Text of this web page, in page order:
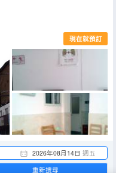
現在就預訂
2026年08月14日 週五
重新搜尋